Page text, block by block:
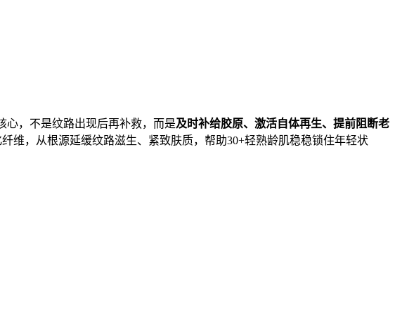
心，不是纹路出现后再补救，而是及时补给胶原、激活自体再生、提前阻断老
维，从根源延缓纹路滋生、紧致肤质，帮助30+轻熟龄肌稳稳锁住年轻状